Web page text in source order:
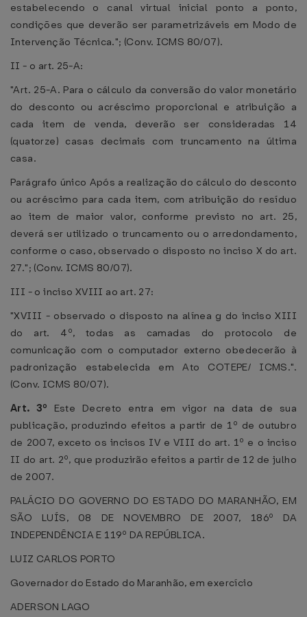
estabelecendo o canal virtual inicial ponto a ponto,
condições que deverão ser parametrizáveis em Modo de
Intervenção Técnica."; (Conv. ICMS 80/07).
II - o art. 25-A:
"Art. 25-A. Para o cálculo da conversão do valor monetário
do desconto ou acréscimo proporcional e atribuição a
cada item de venda, deverão ser consideradas 14
(quatorze) casas decimais com truncamento na última
casa.
Parágrafo único Após a realização do cálculo do desconto
ou acréscimo para cada item, com atribuição do resíduo
ao item de maior valor, conforme previsto no art. 25,
deverá ser utilizado o truncamento ou o arredondamento,
conforme o caso, observado o disposto no inciso X do art.
27."; (Conv. ICMS 80/07).
III - o inciso XVIII ao art. 27:
"XVIII - observado o disposto na alínea g do inciso XIII
do art. 4º, todas as camadas do protocolo de
comunicação com o computador externo obedecerão à
padronização estabelecida em Ato COTEPE/ ICMS.".
(Conv. ICMS 80/07).
Art. 3º Este Decreto entra em vigor na data de sua
publicação, produzindo efeitos a partir de 1º de outubro
de 2007, exceto os incisos IV e VIII do art. 1º e o inciso
II do art. 2º, que produzirão efeitos a partir de 12 de julho
de 2007.
PALÁCIO DO GOVERNO DO ESTADO DO MARANHÃO, EM
SÃO LUÍS, 08 DE NOVEMBRO DE 2007, 186º DA
INDEPENDÊNCIA E 119º DA REPÚBLICA.
LUIZ CARLOS PORTO
Governador do Estado do Maranhão, em exercício
ADERSON LAGO